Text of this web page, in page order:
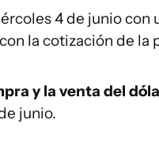
4 de junio con
la cotización de la
y la venta del
junio.